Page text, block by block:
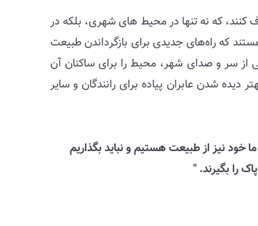
که نه تنها در محیط های شهری، بلکه در
که راه‌های جدیدی برای بازگرداندن طبیعت
از سر و صدای شهر، محیط را برای ساکنان آن
شدن عابران پیاده برای رانندگان و سایر
خود نیز از طبیعت هستیم و نباید بگذاریم
را بگیرند. "